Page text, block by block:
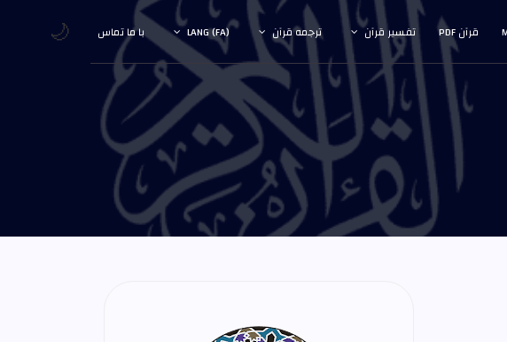
قرآن PDF تفسیر قرآن ترجمه قرآن LANG (FA) با ما تماس 🌙